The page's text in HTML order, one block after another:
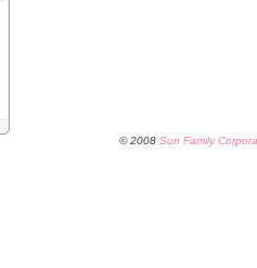
© 2008 Sun Family